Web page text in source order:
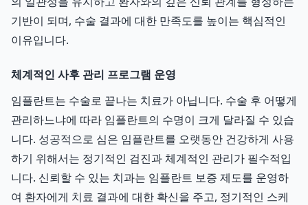
기반이 되며, 수술 결과에 대한 만족도를 높이는 핵심적인
이유입니다.
체계적인 사후 관리 프로그램 운영
임플란트는 수술로 끝나는 치료가 아닙니다. 수술 후 어떻게
관리하느냐에 따라 임플란트의 수명이 크게 달라질 수 있습
니다. 성공적으로 심은 임플란트를 오랫동안 건강하게 사용
하기 위해서는 정기적인 검진과 체계적인 관리가 필수적입
니다. 신뢰할 수 있는 치과는 임플란트 보증 제도를 운영하
여 환자에게 치료 결과에 대한 확신을 주고, 정기적인 스케